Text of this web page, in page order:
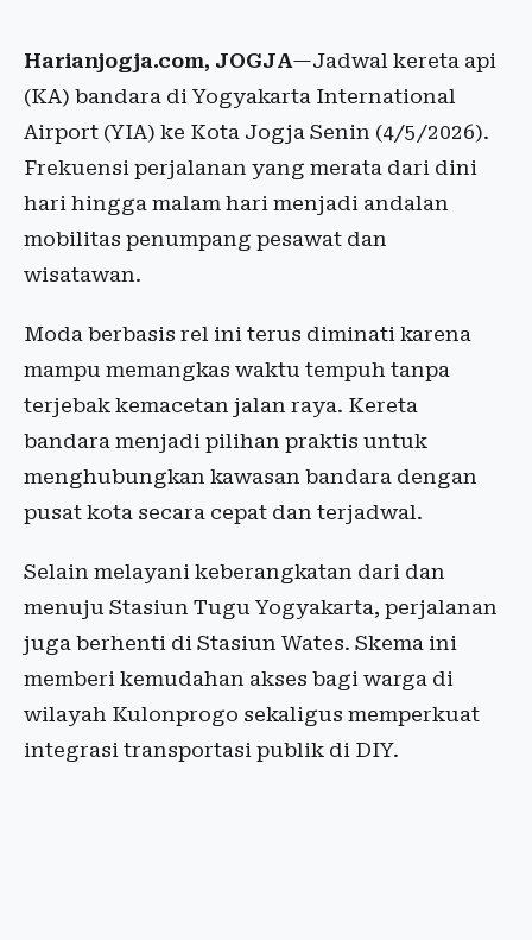
Harianjogja.com, JOGJA—Jadwal kereta api
(KA) bandara di Yogyakarta International
Airport (YIA) ke Kota Jogja Senin (4/5/2026).
Frekuensi perjalanan yang merata dari dini
hari hingga malam hari menjadi andalan
mobilitas penumpang pesawat dan
wisatawan.
Moda berbasis rel ini terus diminati karena
mampu memangkas waktu tempuh tanpa
terjebak kemacetan jalan raya. Kereta
bandara menjadi pilihan praktis untuk
menghubungkan kawasan bandara dengan
pusat kota secara cepat dan terjadwal.
Selain melayani keberangkatan dari dan
menuju Stasiun Tugu Yogyakarta, perjalanan
juga berhenti di Stasiun Wates. Skema ini
memberi kemudahan akses bagi warga di
wilayah Kulonprogo sekaligus memperkuat
integrasi transportasi publik di DIY.